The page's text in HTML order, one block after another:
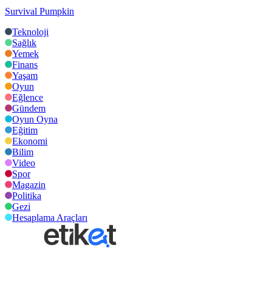
Survival Pumpkin
Teknoloji
Sağlık
Yemek
Finans
Yaşam
Oyun
Eğlence
Gündem
Oyun Oyna
Eğitim
Ekonomi
Bilim
Video
Spor
Magazin
Politika
Gezi
Hesaplama Araçları